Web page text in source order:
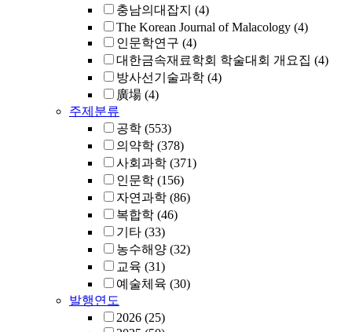
충남의대잡지 (4)
The Korean Journal of Malacology (4)
인문학연구 (4)
대한금속재료학회 학술대회 개요집 (4)
방사선기술과학 (4)
廣場 (4)
주제분류
공학 (553)
의약학 (378)
사회과학 (371)
인문학 (156)
자연과학 (86)
복합학 (46)
기타 (33)
농수해양 (32)
교육 (31)
예술체육 (30)
발행연도
2026 (25)